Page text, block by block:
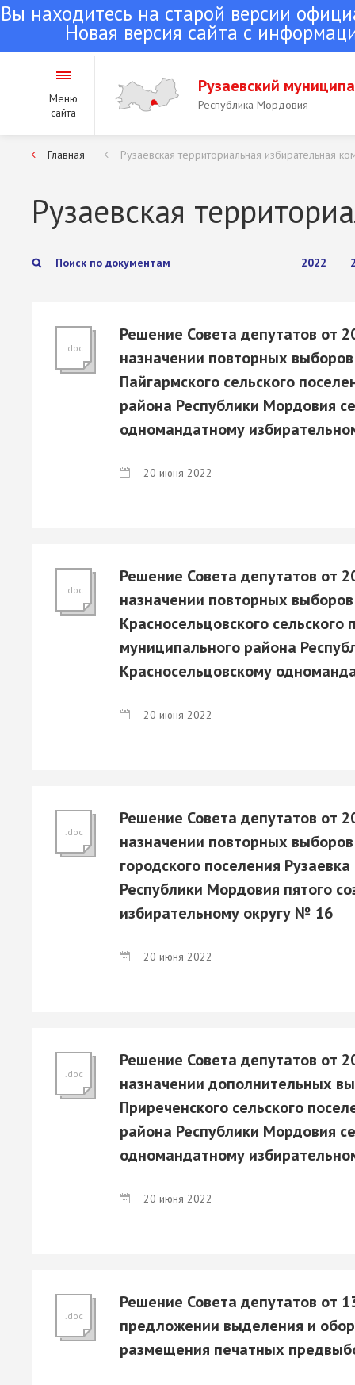
Вы находитесь на старой версии
Новая версия сайта с
Меню
сайта
Рузаевский
Республика Мордовия
Городское поселение
Главная Рузаевская территориальная избирательная
Рузаевская
2022
.doc
Решение Совета депутатов от
назначении повторных
Пайгармского сельского
района Республики Мордовия
одномандатному
20 июня 2022
.doc
Решение Совета депутатов от
назначении повторных
Красносельцовского сельского
муниципального района
Красносельцовскому
20 июня 2022
.doc
Решение Совета депутатов от
назначении повторных
городского поселения
Республики Мордовия пятого
избирательному округу № 16
20 июня 2022
.doc
Решение Совета депутатов от
назначении дополнительных
Приреченского сельского
района Республики Мордовия
одномандатному
20 июня 2022
.doc
Решение Совета депутатов от
предложении выделения и
размещения печатных